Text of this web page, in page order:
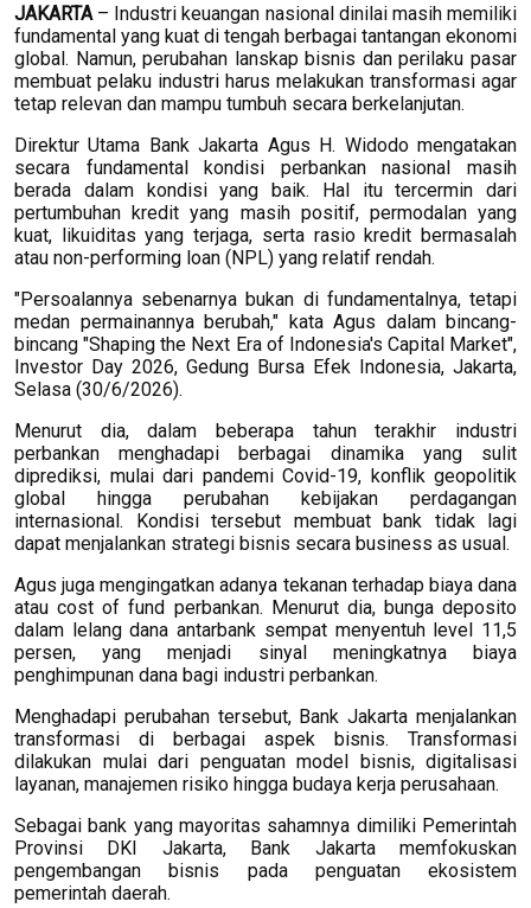
JAKARTA– Industri keuangan nasional dinilai masih memiliki
fundamental yang kuat di tengah berbagai tantangan ekonomi
global. Namun, perubahan lanskap bisnis dan perilaku pasar
membuat pelaku industri harus melakukan transformasi agar
tetap relevan dan mampu tumbuh secara berkelanjutan.
Direktur Utama Bank Jakarta Agus H. Widodo mengatakan
secara fundamental kondisi perbankan nasional masih
berada dalam kondisi yang baik. Hal itu tercermin dari
pertumbuhan kredit yang masih positif, permodalan yang
kuat, likuiditas yang terjaga, serta rasio kredit bermasalah
atau non-performing loan (NPL) yang relatif rendah.
"Persoalannya sebenarnya bukan di fundamentalnya, tetapi
medan permainannya berubah," kata Agus dalam bincang-
bincang "Shaping the Next Era of Indonesia's Capital Market",
Investor Day 2026, Gedung Bursa Efek Indonesia, Jakarta,
Selasa (30/6/2026).
Menurut dia, dalam beberapa tahun terakhir industri
perbankan menghadapi berbagai dinamika yang sulit
diprediksi, mulai dari pandemi Covid-19, konflik geopolitik
global hingga perubahan kebijakan perdagangan
internasional. Kondisi tersebut membuat bank tidak lagi
dapat menjalankan strategi bisnis secara business as usual.
Agus juga mengingatkan adanya tekanan terhadap biaya dana
atau cost of fund perbankan. Menurut dia, bunga deposito
dalam lelang dana antarbank sempat menyentuh level 11,5
persen, yang menjadi sinyal meningkatnya biaya
penghimpunan dana bagi industri perbankan.
Menghadapi perubahan tersebut, Bank Jakarta menjalankan
transformasi di berbagai aspek bisnis. Transformasi
dilakukan mulai dari penguatan model bisnis, digitalisasi
layanan, manajemen risiko hingga budaya kerja perusahaan.
Sebagai bank yang mayoritas sahamnya dimiliki Pemerintah
Provinsi DKI Jakarta, Bank Jakarta memfokuskan
pengembangan bisnis pada penguatan ekosistem
pemerintah daerah.